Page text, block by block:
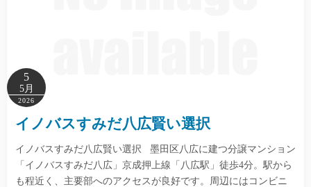
5
5月
2026
イノバスすみだ八広賢い選択
イノバスすみだ八広賢い選択 墨田区八広に建つ分譲マンション
「イノバスすみだ八広」京成押上線「八広駅」徒歩4分。駅から
も程近く、主要部へのアクセスが良好です。周辺にはコンビニ